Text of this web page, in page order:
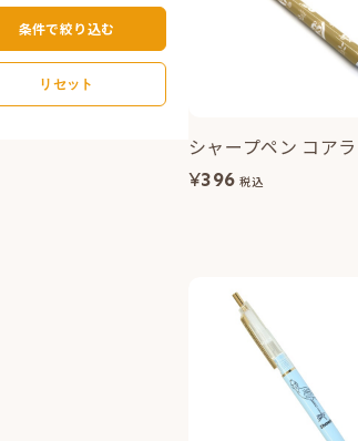
条件で絞り込む
リセット
シャープペン コアラ
¥396 税込